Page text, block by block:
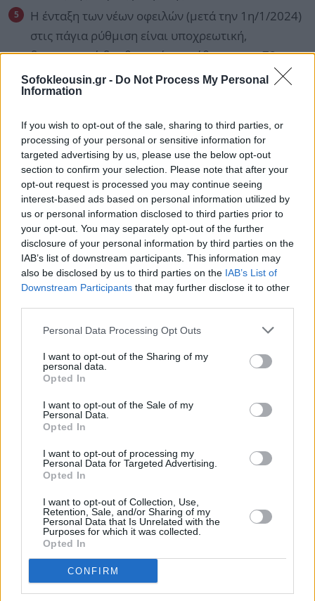
Sofokleousin.gr - Do Not Process My Personal
Information
If you wish to opt-out of the sale, sharing to third parties, or
processing of your personal or sensitive information for
targeted advertising by us, please use the below opt-out
section to confirm your selection. Please note that after your
opt-out request is processed you may continue seeing
interest-based ads based on personal information utilized by
us or personal information disclosed to third parties prior to
your opt-out. You may separately opt-out of the further
disclosure of your personal information by third parties on the
IAB’s list of downstream participants. This information may
also be disclosed by us to third parties on the IAB’s List of
Downstream Participants that may further disclose it to other
Personal Data Processing Opt Outs
I want to opt-out of the Sharing of my
personal data.
Opted In
I want to opt-out of the Sale of my
Personal Data.
Opted In
I want to opt-out of processing my
Personal Data for Targeted Advertising.
Opted In
I want to opt-out of Collection, Use,
Retention, Sale, and/or Sharing of my
Personal Data that Is Unrelated with the
Purposes for which it was collected.
Opted In
CONFIRM
Η ένταξη των νέων οφειλών (μετά την 1η/1/2024)
στις πάγια ρύθμιση είναι υποχρεωτική,
διαφορετικά δεν θα ισχύει η ρύθμιση των 72
δόσεων.
Ο οφειλέτης που έχει συσσωρευμένα χρέη που
μόνο την επιλογή να τα εντάξει μόνο στην πάγια
ρύθμιση.